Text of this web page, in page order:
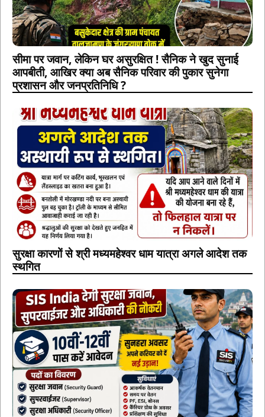
सीमा पर जवान, लेकिन घर असुरक्षित ! सैनिक ने खुद सुनाई
आपबीती, आखिर क्या अब सैनिक परिवार की पुकार सुनेगा
प्रशासन और जनप्रतिनिधि ?
सुरक्षा कारणों से श्री मध्यमहेश्वर धाम यात्रा अगले आदेश तक
स्थगित